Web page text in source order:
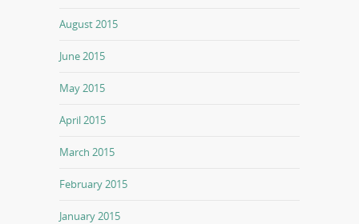
August 2015
June 2015
May 2015
April 2015
March 2015
February 2015
January 2015